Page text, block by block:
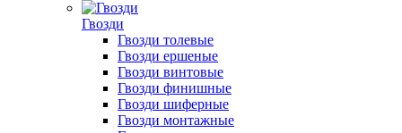
Гвозди
Гвозди толевые
Гвозди ершеные
Гвозди винтовые
Гвозди финишные
Гвозди шиферные
Гвозди монтажные